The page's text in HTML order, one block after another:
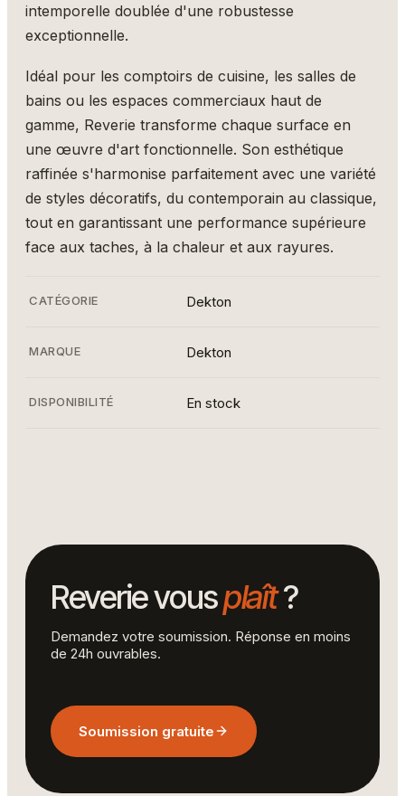
intemporelle doublée d'une robustesse
exceptionnelle.
Idéal pour les comptoirs de cuisine, les salles de
bains ou les espaces commerciaux haut de
gamme, Reverie transforme chaque surface en
une œuvre d'art fonctionnelle. Son esthétique
raffinée s'harmonise parfaitement avec une variété
de styles décoratifs, du contemporain au classique,
tout en garantissant une performance supérieure
face aux taches, à la chaleur et aux rayures.
CATÉGORIE Dekton
MARQUE Dekton
DISPONIBILITÉ En stock
Reverie vousplaît?
Demandez votre soumission. Réponse en moins
de 24h ouvrables.
Soumission gratuite